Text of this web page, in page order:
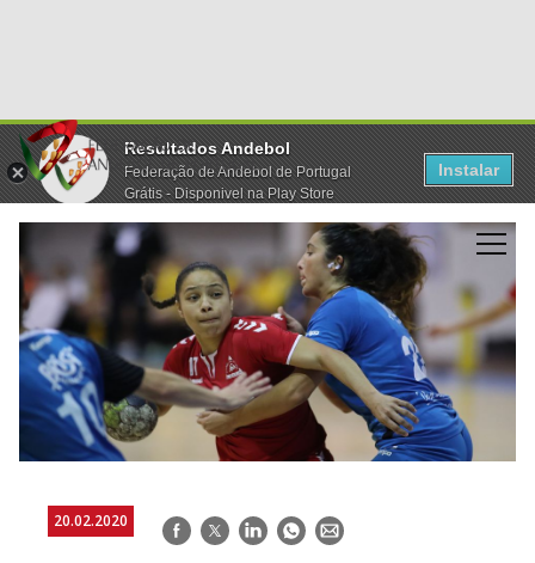
Resultados Andebol
Federação de Andebol de Portugal
Grátis - Disponivel na Play Store
Instalar
20.02.2020 Facebook
TwitterLinkedInWhatsApp
E-